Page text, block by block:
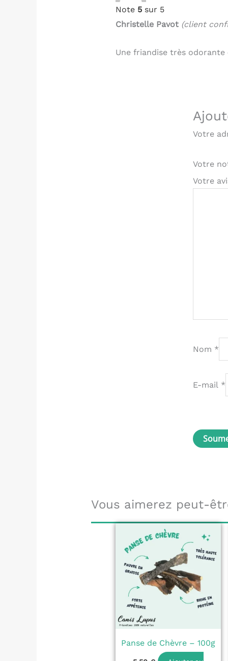
Note 5sur 5
Christelle Pavot (client
Une friandise très
Votre
Votre
Votre
Nom *
E-mail *
Vous aimerez peut-
Panse de Chèvre – 100g